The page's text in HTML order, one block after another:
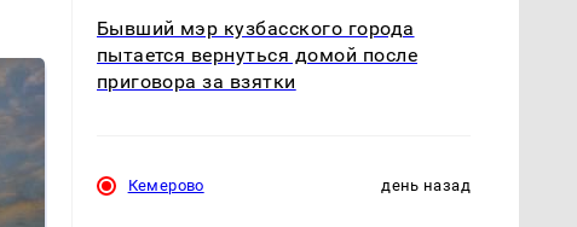
Бывший мэр кузбасского города
пытается вернуться домой после
приговора за взятки
Кемерово день назад